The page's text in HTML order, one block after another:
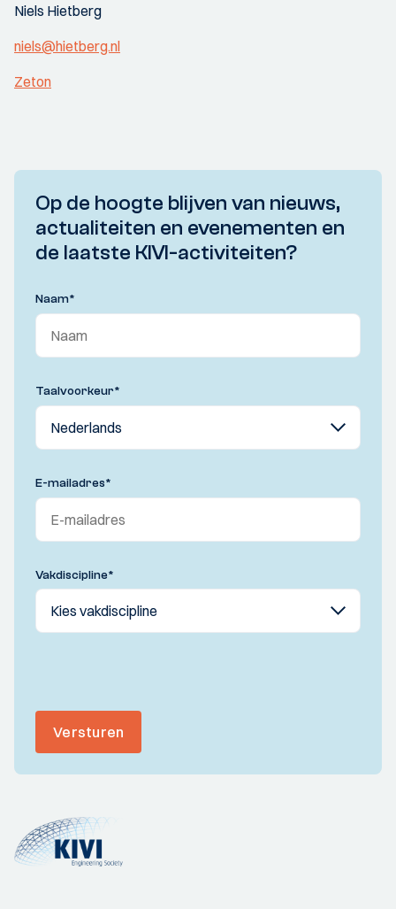
Niels Hietberg
niels@hietberg.nl
Zeton
Op de hoogte blijven van nieuws,
actualiteiten en evenementen en
de laatste KIVI-activiteiten?
Naam*
Taalvoorkeur*
E-mailadres*
Vakdiscipline*
Versturen